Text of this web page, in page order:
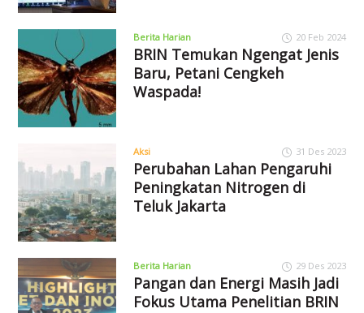
Berita Harian 20 Feb 2024
BRIN Temukan Ngengat Jenis
Baru, Petani Cengkeh
Waspada!
Aksi 31 Des 2023
Perubahan Lahan Pengaruhi
Peningkatan Nitrogen di
Teluk Jakarta
Berita Harian 29 Des 2023
Pangan dan Energi Masih Jadi
Fokus Utama Penelitian BRIN